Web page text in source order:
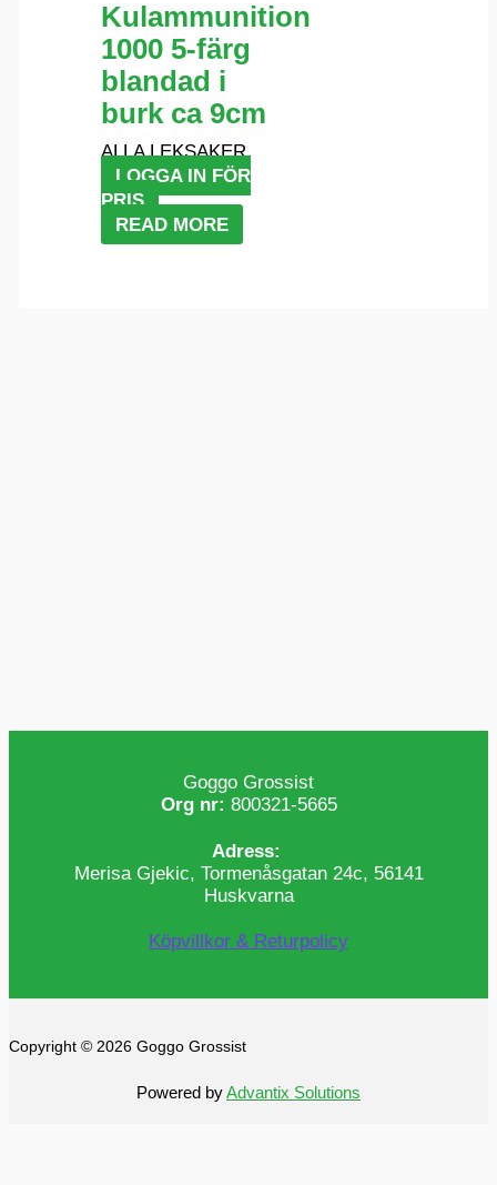
Kulammunition
1000 5-färg
blandad i
burk ca 9cm
ALLA LEKSAKER
LOGGA IN FÖR
PRIS
READ MORE
Goggo Grossist
Org nr: 800321-5665
Adress:
Merisa Gjekic, Tormenåsgatan 24c, 56141
Huskvarna
Köpvillkor & Returpolicy
Copyright © 2026 Goggo Grossist
Powered byAdvantix Solutions